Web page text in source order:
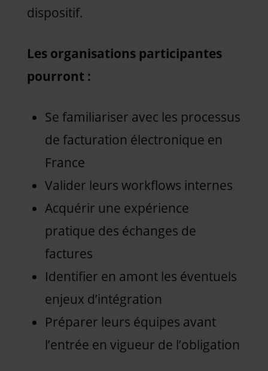
dispositif.
Les organisations participantes
pourront :
Se familiariser avec les processus
de facturation électronique en
France
Valider leurs workflows internes
Acquérir une expérience
pratique des échanges de
factures
Identifier en amont les éventuels
enjeux d’intégration
Préparer leurs équipes avant
l’entrée en vigueur de l’obligation